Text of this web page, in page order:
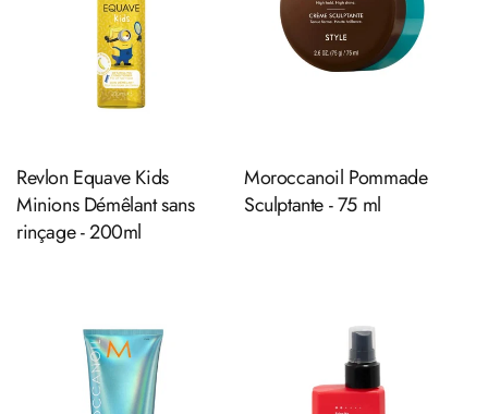
Revlon Equave Kids
Minions Démêlant sans
rinçage - 200ml
Moroccanoil Pommade
Sculptante - 75 ml